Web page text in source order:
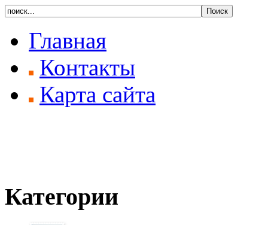
Главная
Контакты
Карта сайта
Категории